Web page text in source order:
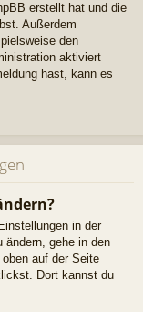
erstellt hat und die
Außerdem
den
aktiviert
hast, kann es
in der
ändern, gehe in den
auf der Seite
Dort kannst du